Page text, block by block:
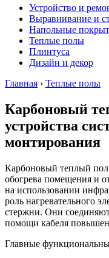
Устройство и
Выравнивание и
Напольные
Теплые полы
Плинтуса
Дизайн и декор
Главная › Теплые полы
Карбоновый
устройства
монтирования
Карбоновый теплый
обогрева помещения и
на использовании
роль нагревательного
стержни. Они
помощи кабеля
Главные